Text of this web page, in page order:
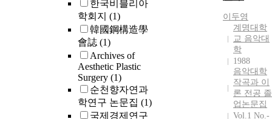
한국비블리아
학회지 (1)
韓國鋼構造學
會誌 (1)
Archives of
Aesthetic Plastic
Surgery (1)
순천향자연과
학연구 논문집 (1)
국제경제연구
이두영
계명대학
교 음악대
학
1988
음악대학
작곡과 이
론 전공 졸
업논문집
Vol.1 No.-